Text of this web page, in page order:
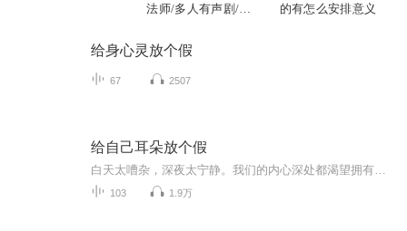
法师/多人有声剧/国
的有怎么安排意义
给身心灵放个假
67 2507
给自己耳朵放个假
103 1.9万